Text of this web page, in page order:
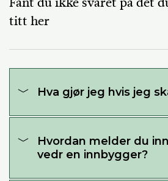
titt her
Hva gjør jeg hvis jeg
Hvordan melder du
vedr en innbygger?